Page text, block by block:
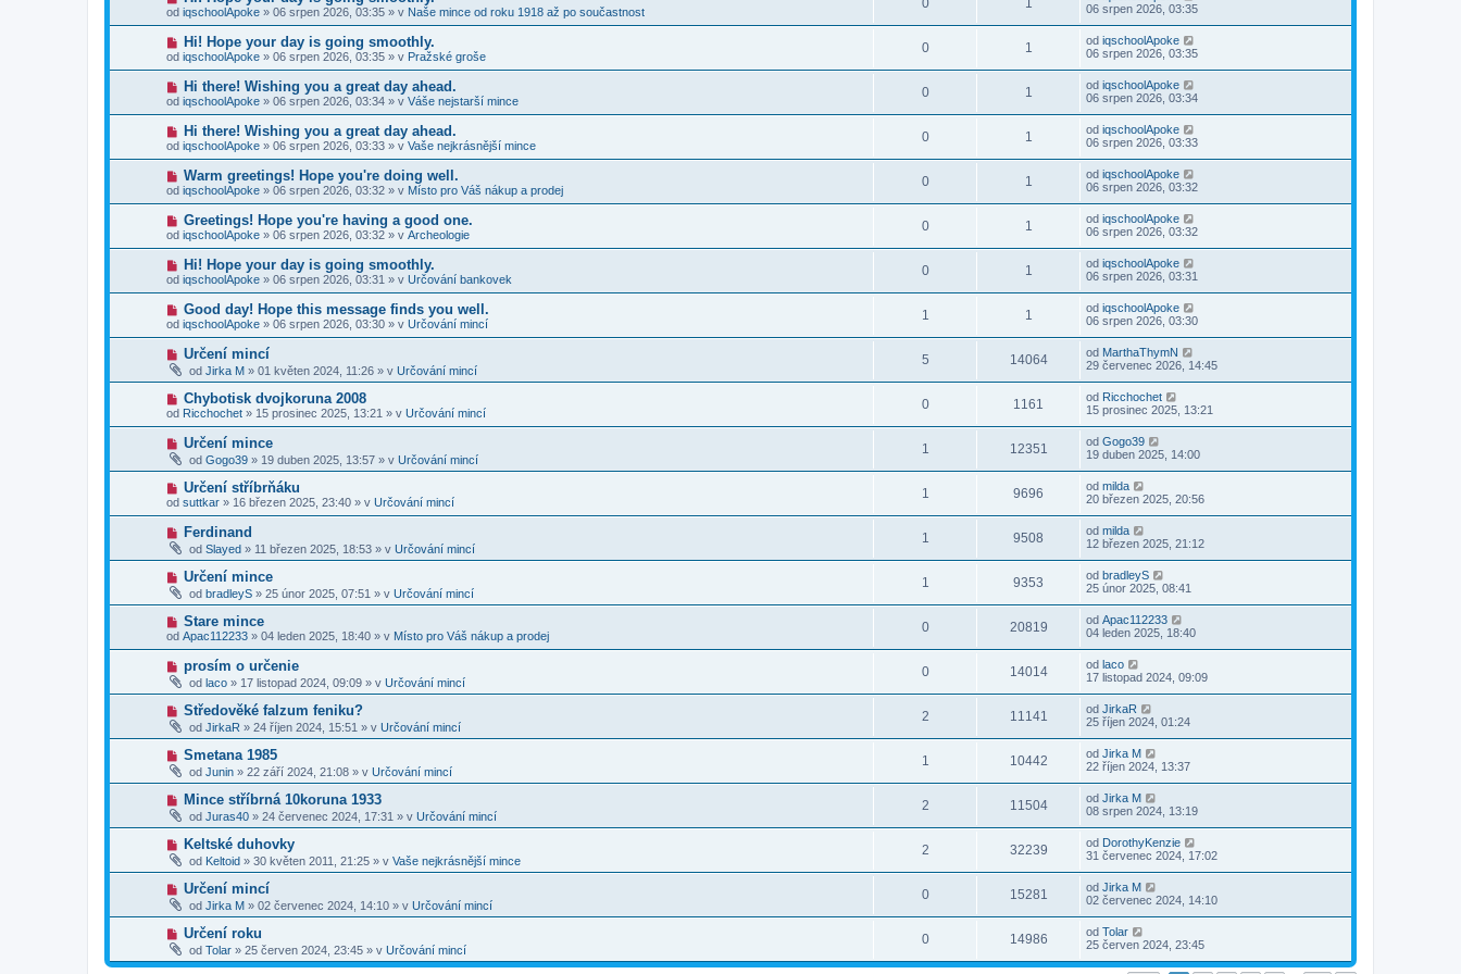
e
k
p
ě
v
e
k
ř
í
p
ě
v
e
k
o
v
ý
p
ř
í
p
ě
v
e
k
od iqschoolApoke » 06 srpen 2026, 03:35 » v Naše mince od roku 1918 až po součastnost
0 1
06 srpen 2026, 03:35
N
o
v
ý
p
ř
í
p
ě
v
e
k
Hi! Hope your day is going smoothly.
od iqschoolApoke » 06 srpen 2026, 03:35 » v Pražské groše
0 1 od iqschoolApoke
06 srpen 2026, 03:35
N
o
v
ý
p
ř
í
s
p
ě
v
e
k
Hi there! Wishing you a great day ahead.
od iqschoolApoke » 06 srpen 2026, 03:34 » v Váše nejstarší mince
0 1 od iqschoolApoke
06 srpen 2026, 03:34
N
o
v
ý
p
ř
í
s
p
ě
v
e
k
Hi there! Wishing you a great day ahead.
od iqschoolApoke » 06 srpen 2026, 03:33 » v Vaše nejkrásnější mince
0 1 od iqschoolApoke
06 srpen 2026, 03:33
N
o
v
p
ř
í
p
ě
v
e
k
Warm greetings! Hope you're doing well.
od iqschoolApoke » 06 srpen 2026, 03:32 » v Místo pro Váš nákup a prodej
0 1 od iqschoolApoke
06 srpen 2026, 03:32
N
o
v
ý
p
ř
í
s
p
ě
v
e
k
Greetings! Hope you're having a good one.
od iqschoolApoke » 06 srpen 2026, 03:32 » v Archeologie
0 1 od iqschoolApoke
06 srpen 2026, 03:32
N
o
v
p
ř
í
s
p
ě
v
e
k
Hi! Hope your day is going smoothly.
od iqschoolApoke » 06 srpen 2026, 03:31 » v Určování bankovek
0 1 od iqschoolApoke
06 srpen 2026, 03:31
N
o
v
ý
p
ř
í
s
p
ě
v
e
k
Good day! Hope this message finds you well.
od iqschoolApoke » 06 srpen 2026, 03:30 » v Určování mincí
1 1 od iqschoolApoke
06 srpen 2026, 03:30
N
v
p
ř
í
s
p
ě
v
e
k
Určení mincí
od Jirka M » 01 květen 2024, 11:26 » v Určování mincí
5 14064 od MarthaThymN
29 červenec 2026, 14:45
N
o
v
ý
p
ř
í
s
p
ě
v
e
k
Chybotisk dvojkoruna 2008
od Ricchochet » 15 prosinec 2025, 13:21 » v Určování mincí
0 1161 od Ricchochet
15 prosinec 2025, 13:21
N
v
ý
p
ř
í
p
ě
v
e
k
Určení mince
od Gogo39 » 19 duben 2025, 13:57 » v Určování mincí
1 12351 od Gogo39
19 duben 2025, 14:00
N
o
v
ý
p
ř
í
s
p
ě
v
e
k
Určení stříbrňáku
od suttkar » 16 březen 2025, 23:40 » v Určování mincí
1 9696 od milda
20 březen 2025, 20:56
N
v
ý
p
ř
í
s
p
ě
e
k
Ferdinand
od Slayed » 11 březen 2025, 18:53 » v Určování mincí
1 9508 od milda
12 březen 2025, 21:12
N
v
ý
p
ř
í
s
p
ě
v
e
k
Určení mince
od bradleyS » 25 únor 2025, 07:51 » v Určování mincí
1 9353 od bradleyS
25 únor 2025, 08:41
N
o
v
ř
í
s
p
ě
v
e
k
Stare mince
od Apac112233 » 04 leden 2025, 18:40 » v Místo pro Váš nákup a prodej
0 20819 od Apac112233
04 leden 2025, 18:40
N
o
v
ý
p
ř
í
s
p
ě
v
e
k
prosím o určenie
od laco » 17 listopad 2024, 09:09 » v Určování mincí
0 14014 od laco
17 listopad 2024, 09:09
N
v
ý
p
ř
í
p
ě
v
e
k
Středověké falzum feniku?
od JirkaR » 24 říjen 2024, 15:51 » v Určování mincí
2 11141 od JirkaR
25 říjen 2024, 01:24
N
v
ý
p
ř
í
p
ě
v
e
k
Smetana 1985
od Junin » 22 září 2024, 21:08 » v Určování mincí
1 10442 od Jirka M
22 říjen 2024, 13:37
N
v
ý
p
ř
í
s
p
ě
v
e
k
Mince stříbrná 10koruna 1933
od Juras40 » 24 červenec 2024, 17:31 » v Určování mincí
2 11504 od Jirka M
08 srpen 2024, 13:19
N
v
ý
p
ř
í
s
p
ě
Keltské duhovky
od Keltoid » 30 květen 2011, 21:25 » v Vaše nejkrásnější mince
2 32239 od DorothyKenzie
31 červenec 2024, 17:02
N
v
ý
p
ř
í
Určení mincí
od Jirka M » 02 červenec 2024, 14:10 » v Určování mincí
0 15281 od Jirka M
02 červenec 2024, 14:10
N
v
ý
Určení roku
od Tolar » 25 červen 2024, 23:45 » v Určování mincí
0 14986 od Tolar
25 červen 2024, 23:45